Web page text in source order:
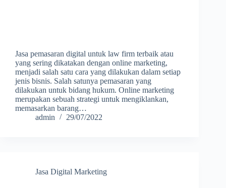
Jasa pemasaran digital untuk law firm terbaik atau
yang sering dikatakan dengan online marketing,
menjadi salah satu cara yang dilakukan dalam setiap
jenis bisnis. Salah satunya pemasaran yang
dilakukan untuk bidang hukum. Online marketing
merupakan sebuah strategi untuk mengiklankan,
memasarkan barang…
admin
29/07/2022
Jasa Digital Marketing